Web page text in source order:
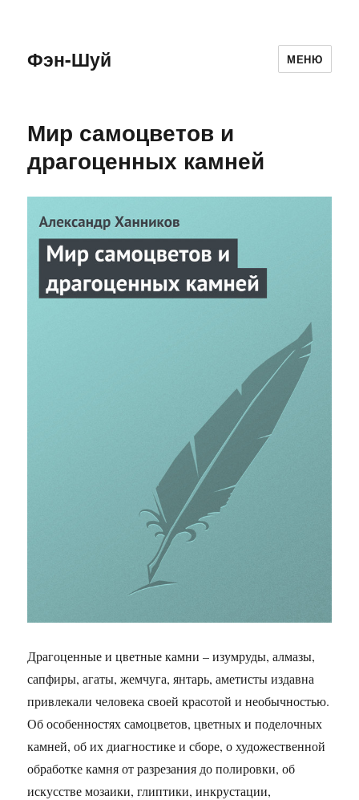
Фэн-Шуй МЕНЮ
Мир самоцветов и
драгоценных камней
Драгоценные и цветные камни – изумруды, алмазы,
сапфиры, агаты, жемчуга, янтарь, аметисты издавна
привлекали человека своей красотой и необычностью.
Об особенностях самоцветов, цветных и поделочных
камней, об их диагностике и сборе, о художественной
обработке камня от разрезания до полировки, об
искусстве мозаики, глиптики, инкрустации,